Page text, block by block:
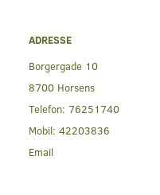
ADRESSE
Borgergade 10
8700 Horsens
Telefon: 76251740
Mobil: 42203836
Email